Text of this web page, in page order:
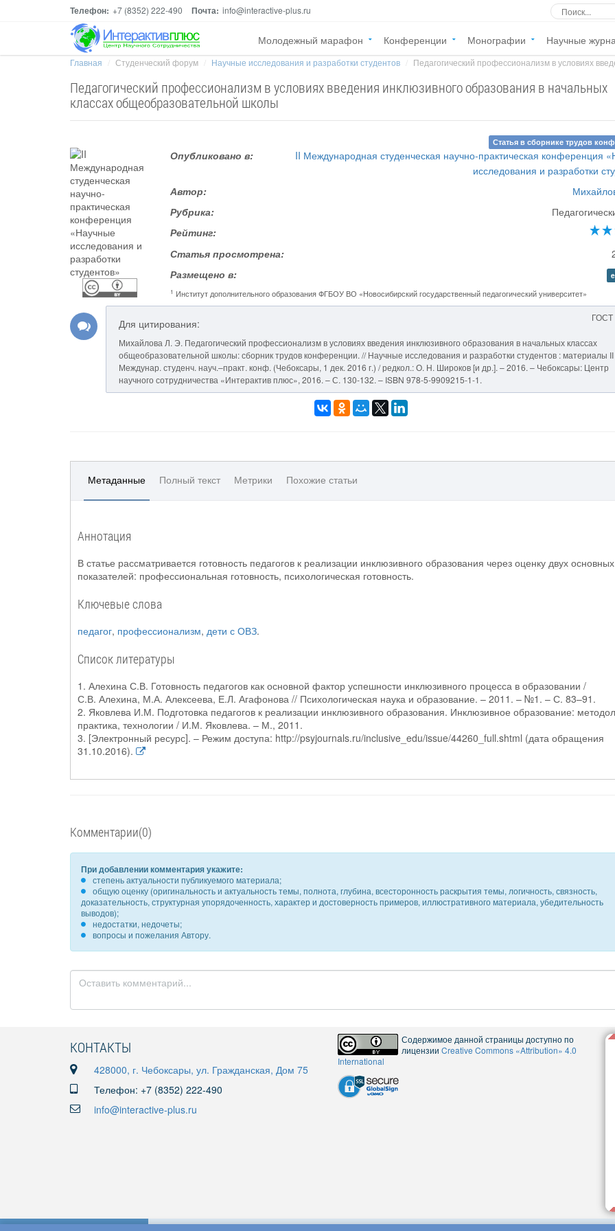
Телефон: +7 (8352) 222-490 Почта: info@interactive-plus.ru
Молодежный марафон Конференции Монографии Научные
Главная Студенческий форум Научные исследования и разработки студентов Педагогический профессионализм в условиях
Педагогический профессионализм в условиях введения инклюзивного образования в начальных
классах общеобразовательной школы
Статья в сборнике трудов
Опубликовано в:
II Международная студенческая научно-практическая конференция
исследования и разработки
Автор:
Рубрика:
Рейтинг:
Статья просмотрена:
Размещено в:
1 Институт дополнительного образования ФГБОУ ВО «Новосибирский государственный педагогический университет»
ГОСТ
Для цитирования:
Михайлова Л. Э. Педагогический профессионализм в условиях введения инклюзивного образования в начальных классах
общеобразовательной школы: сборник трудов конференции. // Научные исследования и разработки студентов : материалы II
Междунар. студенч. науч.–практ. конф. (Чебоксары, 1 дек. 2016 г.) / редкол.: О. Н. Широков [и др.]. – 2016. – Чебоксары: Центр
научного сотрудничества «Интерактив плюс», 2016. – С. 130-132. – ISBN 978-5-9909215-1-1.
Метаданные Полный текст Метрики Похожие статьи
Аннотация
В статье рассматривается готовность педагогов к реализации инклюзивного образования через оценку двух основных
показателей: профессиональная готовность, психологическая готовность.
Ключевые слова
педагог, профессионализм, дети с ОВЗ.
Список литературы
1. Алехина С.В. Готовность педагогов как основной фактор успешности инклюзивного процесса в образовании /
С.В. Алехина, М.А. Алексеева, Е.Л. Агафонова // Психологическая наука и образование. – 2011. – №1. – С. 83–91.
2. Яковлева И.М. Подготовка педагогов к реализации инклюзивного образования. Инклюзивное образование:
практика, технологии / И.М. Яковлева. – М., 2011.
3. [Электронный ресурс]. – Режим доступа: http://psyjournals.ru/inclusive_edu/issue/44260_full.shtml (дата обращения
31.10.2016).
Комментарии(0)
При добавлении комментария укажите:
степень актуальности публикуемого материала;
общую оценку (оригинальность и актуальность темы, полнота, глубина, всесторонность раскрытия темы, логичность, связность,
доказательность, структурная упорядоченность, характер и достоверность примеров, иллюстративного материала, убедительность
выводов);
недостатки, недочеты;
вопросы и пожелания Автору.
КОНТАКТЫ
428000, г. Чебоксары, ул. Гражданская, Дом 75
Телефон: +7 (8352) 222-490
info@interactive-plus.ru
Содержимое данной страницы доступно по
лицензии Creative Commons «Attribution» 4.0
International